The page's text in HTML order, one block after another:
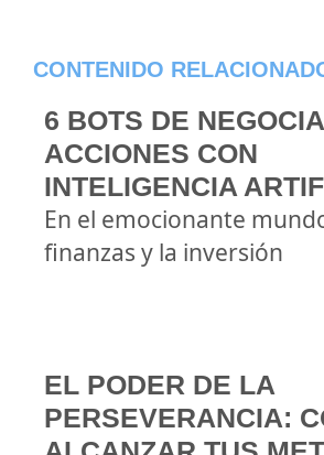
CONTENIDO
6 BOTS DE
ACCIONES CON
INTELIGENCIA
En el emocionante
finanzas y la inversión
EL PODER DE LA
PERSEVERANCIA: